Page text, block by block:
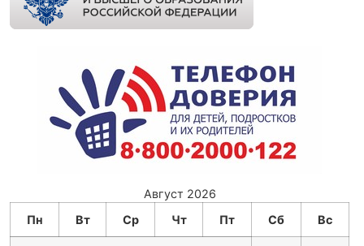
Август 2026
Пн
Вт Ср Чт Пт Сб Вс